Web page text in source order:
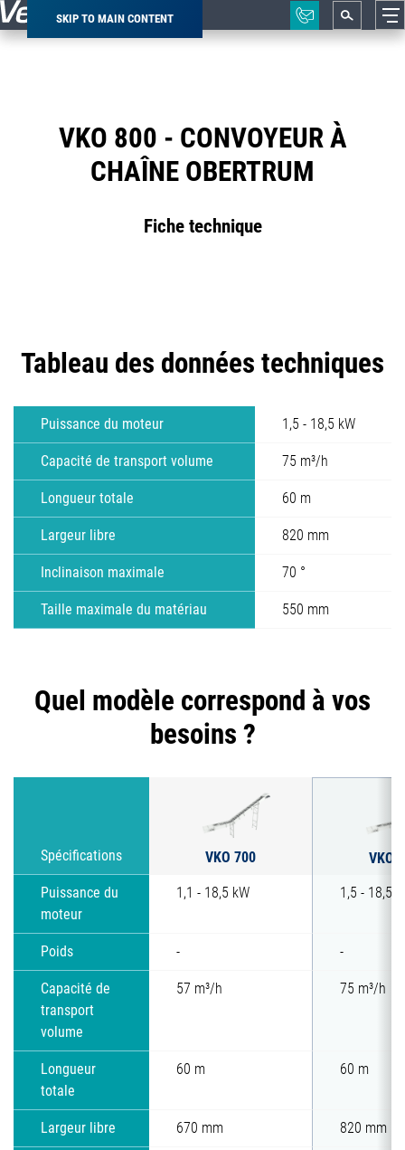
SKIP TO MAIN CONTENT
Breadcrumb
VKO 800 - CONVOYEUR À
CHAÎNE OBERTRUM
Fiche technique
Tableau des données techniques
Puissance du moteur 1,5 - 18,5 kW
Capacité de transport volume 75 m³/h
Longueur totale 60 m
Largeur libre 820 mm
Inclinaison maximale 70 °
Taille maximale du matériau 550 mm
Quel modèle correspond à vos
besoins ?
Spécifications VKO 700 VKO
Puissance du
moteur
1,1 - 18,5 kW 1,5 - 18,5
Poids - -
Capacité de
transport
volume
57 m³/h 75 m³/h
Longueur
totale
60 m 60 m
Largeur libre 670 mm 820 mm